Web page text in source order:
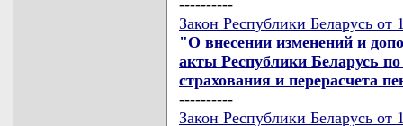
----------
Закон Республики Беларусь
"О внесении изменений и
акты Республики Беларусь по
страхования и перерасчета
----------
Закон Республики Беларусь